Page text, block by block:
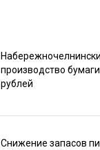
производство
рублей
Снижение запасов